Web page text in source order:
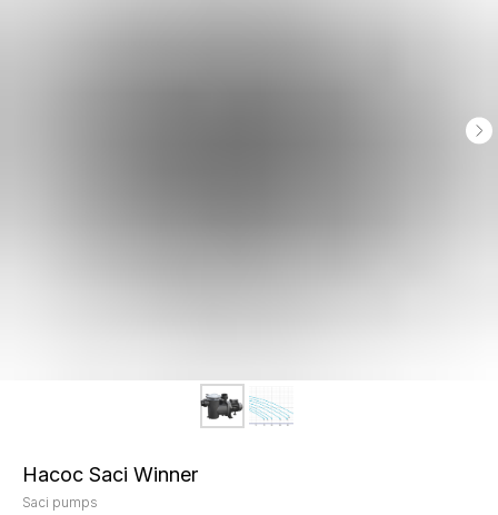
Насос Saci Winner
Saci pumps